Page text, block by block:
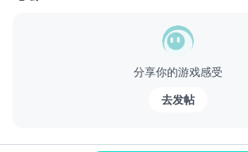
定输赢。工作室的小伙伴们一遍遍地构想、设
来，所有的打磨，都只为了一件事：让你在这
过山车一样，每一秒都有拉满的刺激与爽感，
起在满屏弹幕里并肩揍 BOSS，当然 —— 也
抱大佬大腿。所以这一次，双人模式应运而生
法。在一次次的探索和试错里，我们终于越
分享你的游戏感受
去发帖